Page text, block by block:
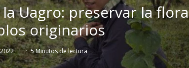
Uagro: preservar la flora
originarios
· · 5 Minutos de lectura